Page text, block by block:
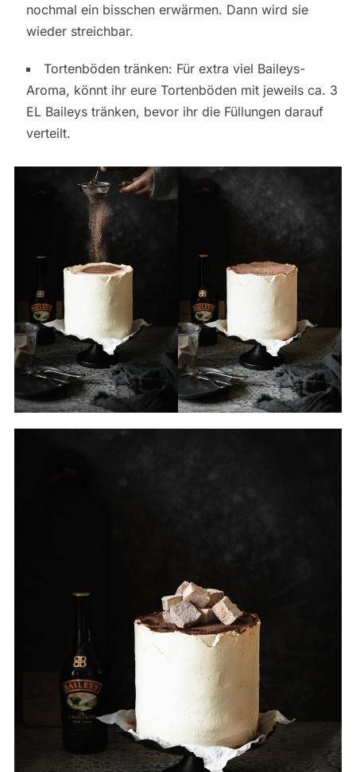
nochmal ein bisschen erwärmen. Dann wird sie
wieder streichbar.
Tortenböden tränken: Für extra viel Baileys-
Aroma, könnt ihr eure Tortenböden mit jeweils ca. 3
EL Baileys tränken, bevor ihr die Füllungen darauf
verteilt.